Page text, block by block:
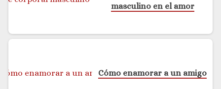
masculino en el amor
Cómo enamorar a un amigo